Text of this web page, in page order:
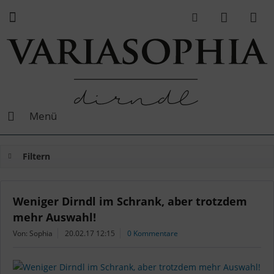
Menü
Filtern
Weniger Dirndl im Schrank, aber trotzdem
mehr Auswahl!
Von: Sophia 20.02.17 12:15 0 Kommentare